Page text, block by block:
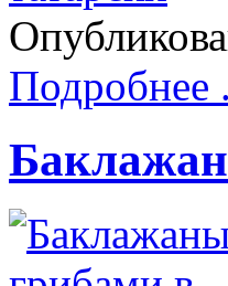
Подробнее